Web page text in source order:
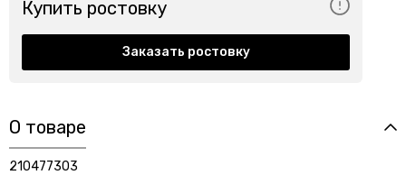
Купить ростовку
Заказать ростовку
О товаре
210477303